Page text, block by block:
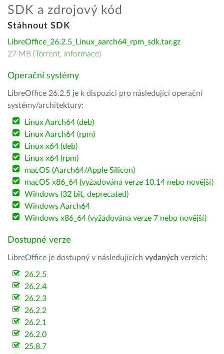
SDK a zdrojový kód
Stáhnout SDK
LibreOffice_26.2.5_Linux_aarch64_rpm_sdk.tar.gz
27 MB (Torrent, Informace)
Operační systémy
LibreOffice 26.2.5 je k dispozici pro následující operační
systémy/architektury:
Linux Aarch64 (deb)
Linux Aarch64 (rpm)
Linux x64 (deb)
Linux x64 (rpm)
macOS (Aarch64/Apple Silicon)
macOS x86_64 (vyžadována verze 10.14 nebo novější)
Windows (32 bit, deprecated)
Windows Aarch64
Windows x86_64 (vyžadována verze 7 nebo novější)
Dostupné verze
LibreOffice je dostupný v následujících vydaných verzích:
26.2.5
26.2.4
26.2.3
26.2.2
26.2.1
26.2.0
25.8.7